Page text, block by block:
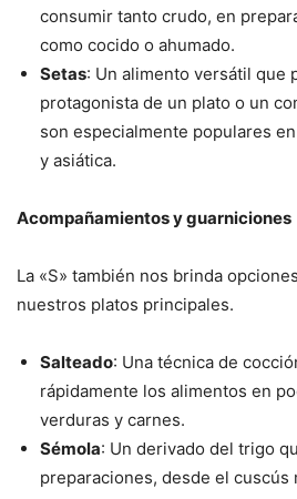
consumir tanto crudo, en
como cocido o ahumado.
Setas: Un alimento versátil que
protagonista de un plato o un
son especialmente populares
y asiática.
Acompañamientos y guarniciones
La «S» también nos brinda
nuestros platos principales.
Salteado: Una técnica de
rápidamente los alimentos en
verduras y carnes.
Sémola: Un derivado del trigo
preparaciones, desde el cuscús